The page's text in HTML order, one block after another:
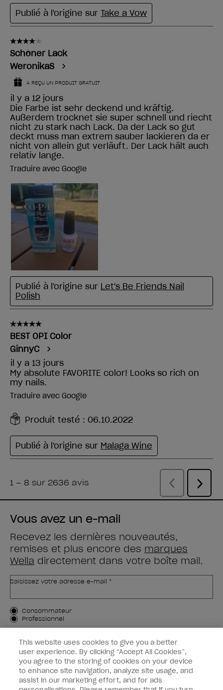
Vous avez un e-mail
Recevez les dernières nouveautés,
remises et plus encore des marques
Wella directement dans votre boîte mail.
Saisissez votre adresse e-mail *
Type de client
Consommateur
Professionnel
M'INSCRIRE
Informations clients
OPI & vous
This website uses cookies to give you a better
user experience. By clicking “Accept All Cookies”,
you agree to the storing of cookies on your device
to enhance site navigation, analyze site usage, and
assist in our marketing effort, and for ads